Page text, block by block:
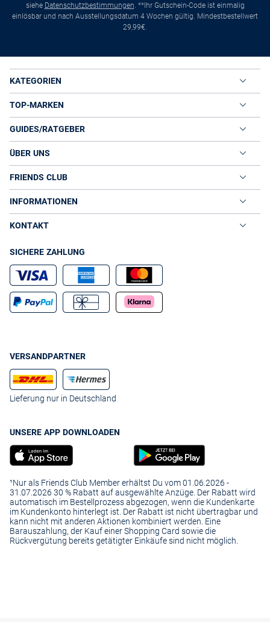
siehe Datenschutzbestimmungen. **Ihr Gutschein-Code ist einmalig
einlösbar und nach Ausstellungsdatum 4 Wochen gültig. Mindestbestellwert
29,99€.
KATEGORIEN
TOP-MARKEN
GUIDES/RATGEBER
ÜBER UNS
FRIENDS CLUB
INFORMATIONEN
KONTAKT
SICHERE ZAHLUNG
VERSANDPARTNER
Lieferung nur in Deutschland
UNSERE APP DOWNLOADEN
¹Nur als Friends Club Member erhältst Du vom 01.06.2026 -
31.07.2026 30 % Rabatt auf ausgewählte Anzüge. Der Rabatt wird
automatisch im Bestellprozess abgezogen, wenn die Kundenkarte
im Kundenkonto hinterlegt ist. Der Rabatt ist nicht übertragbar und
kann nicht mit anderen Aktionen kombiniert werden. Eine
Barauszahlung, der Kauf einer Shopping Card sowie die
Rückvergütung bereits getätigter Einkäufe sind nicht möglich.